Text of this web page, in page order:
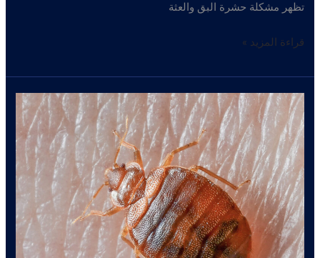
تظهر مشكلة حشرة البق والعثة
اباده
–
كيف
أتخلص
من
حشرات
المنزل
قراءة المزيد »